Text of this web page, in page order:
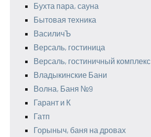
Бухта пара, сауна
Бытовая техника
ВасиличЪ
Версаль, гостиница
Версаль, гостиничный комплекс
Владыкинские Бани
Волна, Баня №9
Гарант и К
Гатп
Горыныч, баня на дровах